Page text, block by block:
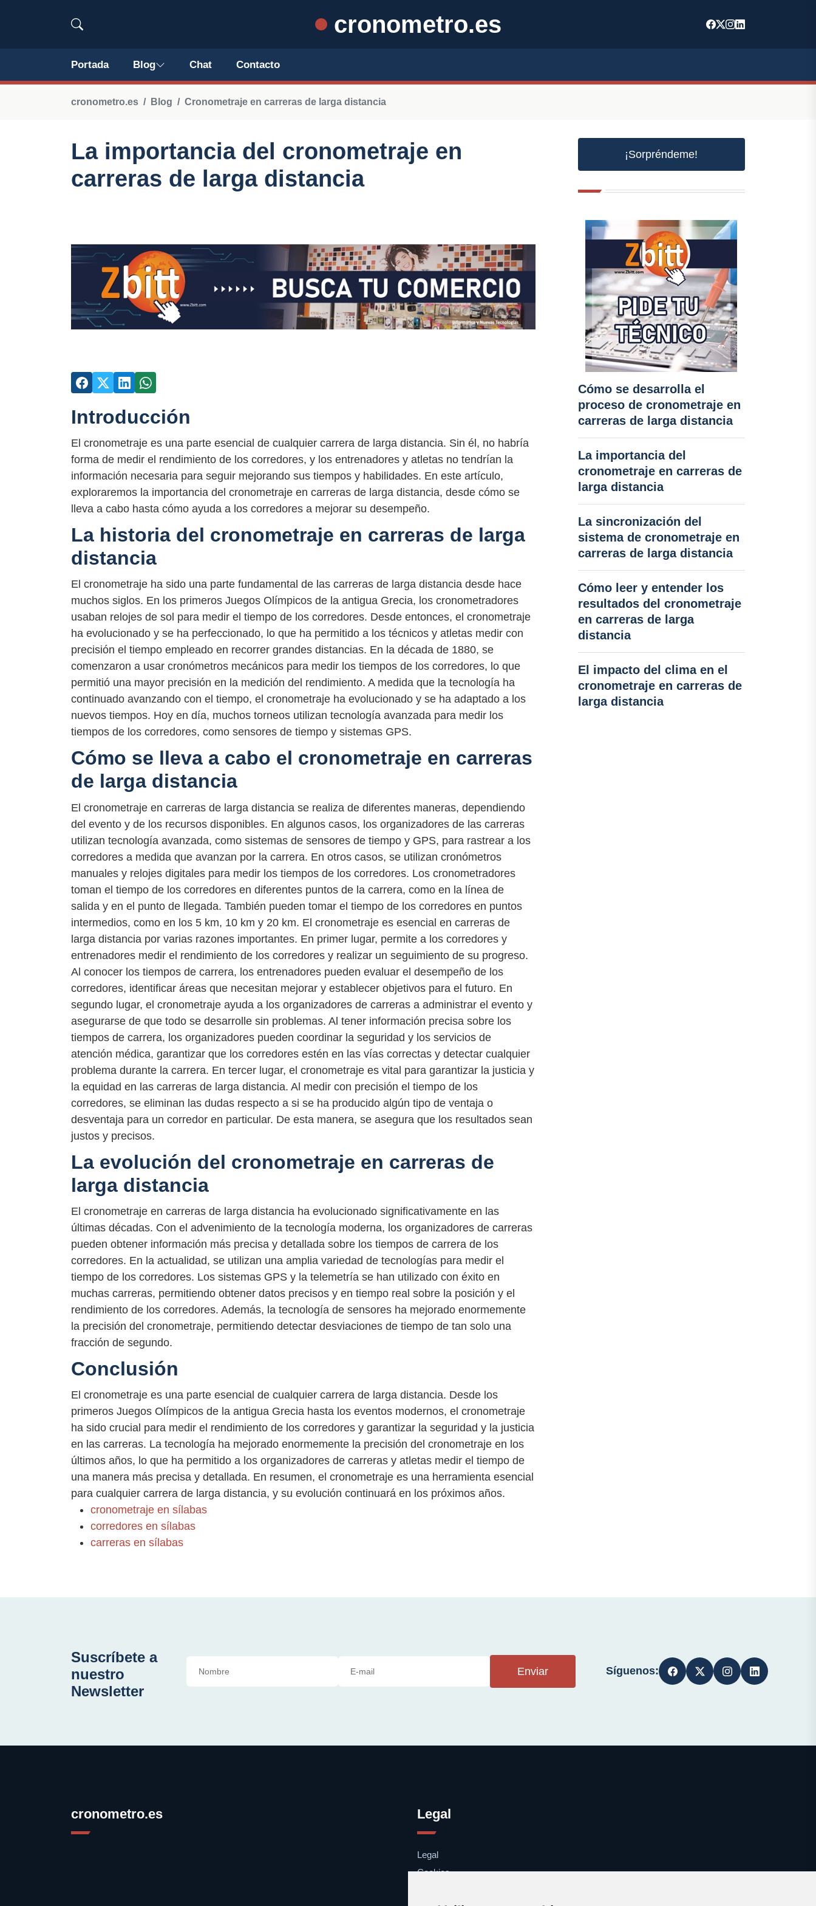
cronometro.es
Portada Blog Chat Contacto
cronometro.es Blog Cronometraje en carreras de larga distancia
La importancia del cronometraje en
carreras de larga distancia
Introducción
El cronometraje es una parte esencial de cualquier carrera de larga distancia. Sin él, no habría
forma de medir el rendimiento de los corredores, y los entrenadores y atletas no tendrían la
información necesaria para seguir mejorando sus tiempos y habilidades. En este artículo,
exploraremos la importancia del cronometraje en carreras de larga distancia, desde cómo se
lleva a cabo hasta cómo ayuda a los corredores a mejorar su desempeño.
La historia del cronometraje en carreras de larga
distancia
El cronometraje ha sido una parte fundamental de las carreras de larga distancia desde hace
muchos siglos. En los primeros Juegos Olímpicos de la antigua Grecia, los cronometradores
usaban relojes de sol para medir el tiempo de los corredores. Desde entonces, el cronometraje
ha evolucionado y se ha perfeccionado, lo que ha permitido a los técnicos y atletas medir con
precisión el tiempo empleado en recorrer grandes distancias. En la década de 1880, se
comenzaron a usar cronómetros mecánicos para medir los tiempos de los corredores, lo que
permitió una mayor precisión en la medición del rendimiento. A medida que la tecnología ha
continuado avanzando con el tiempo, el cronometraje ha evolucionado y se ha adaptado a los
nuevos tiempos. Hoy en día, muchos torneos utilizan tecnología avanzada para medir los
tiempos de los corredores, como sensores de tiempo y sistemas GPS.
Cómo se lleva a cabo el cronometraje en carreras
de larga distancia
El cronometraje en carreras de larga distancia se realiza de diferentes maneras, dependiendo
del evento y de los recursos disponibles. En algunos casos, los organizadores de las carreras
utilizan tecnología avanzada, como sistemas de sensores de tiempo y GPS, para rastrear a los
corredores a medida que avanzan por la carrera. En otros casos, se utilizan cronómetros
manuales y relojes digitales para medir los tiempos de los corredores. Los cronometradores
toman el tiempo de los corredores en diferentes puntos de la carrera, como en la línea de
salida y en el punto de llegada. También pueden tomar el tiempo de los corredores en puntos
intermedios, como en los 5 km, 10 km y 20 km. El cronometraje es esencial en carreras de
larga distancia por varias razones importantes. En primer lugar, permite a los corredores y
entrenadores medir el rendimiento de los corredores y realizar un seguimiento de su progreso.
Al conocer los tiempos de carrera, los entrenadores pueden evaluar el desempeño de los
corredores, identificar áreas que necesitan mejorar y establecer objetivos para el futuro. En
segundo lugar, el cronometraje ayuda a los organizadores de carreras a administrar el evento y
asegurarse de que todo se desarrolle sin problemas. Al tener información precisa sobre los
tiempos de carrera, los organizadores pueden coordinar la seguridad y los servicios de
atención médica, garantizar que los corredores estén en las vías correctas y detectar cualquier
problema durante la carrera. En tercer lugar, el cronometraje es vital para garantizar la justicia y
la equidad en las carreras de larga distancia. Al medir con precisión el tiempo de los
corredores, se eliminan las dudas respecto a si se ha producido algún tipo de ventaja o
desventaja para un corredor en particular. De esta manera, se asegura que los resultados sean
justos y precisos.
La evolución del cronometraje en carreras de
larga distancia
El cronometraje en carreras de larga distancia ha evolucionado significativamente en las
últimas décadas. Con el advenimiento de la tecnología moderna, los organizadores de carreras
pueden obtener información más precisa y detallada sobre los tiempos de carrera de los
corredores. En la actualidad, se utilizan una amplia variedad de tecnologías para medir el
tiempo de los corredores. Los sistemas GPS y la telemetría se han utilizado con éxito en
muchas carreras, permitiendo obtener datos precisos y en tiempo real sobre la posición y el
rendimiento de los corredores. Además, la tecnología de sensores ha mejorado enormemente
la precisión del cronometraje, permitiendo detectar desviaciones de tiempo de tan solo una
fracción de segundo.
Conclusión
El cronometraje es una parte esencial de cualquier carrera de larga distancia. Desde los
primeros Juegos Olímpicos de la antigua Grecia hasta los eventos modernos, el cronometraje
ha sido crucial para medir el rendimiento de los corredores y garantizar la seguridad y la justicia
en las carreras. La tecnología ha mejorado enormemente la precisión del cronometraje en los
últimos años, lo que ha permitido a los organizadores de carreras y atletas medir el tiempo de
una manera más precisa y detallada. En resumen, el cronometraje es una herramienta esencial
para cualquier carrera de larga distancia, y su evolución continuará en los próximos años.
cronometraje en sílabas
corredores en sílabas
carreras en sílabas
¡Sorpréndeme!
Cómo se desarrolla el
proceso de cronometraje en
carreras de larga distancia
La importancia del
cronometraje en carreras de
larga distancia
La sincronización del
sistema de cronometraje en
carreras de larga distancia
Cómo leer y entender los
resultados del cronometraje
en carreras de larga
distancia
El impacto del clima en el
cronometraje en carreras de
larga distancia
Suscríbete a
nuestro
Newsletter
Enviar Síguenos:
cronometro.es Legal
Legal
Cookies